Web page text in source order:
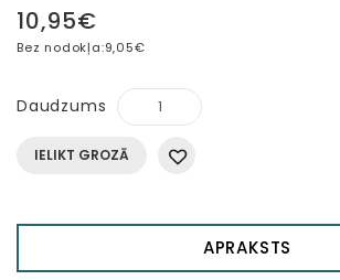
10,95€
Bez nodokļa:9,05€
Daudzums
IELIKT GROZĀ
APRAKSTS